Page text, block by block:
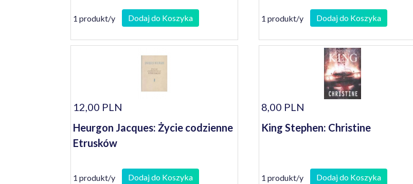
1 produkt/y Dodaj do Koszyka 1 produkt/y Dodaj do Koszyka
12,00 PLN
Heurgon Jacques: Życie codzienne
Etrusków
1 produkt/y Dodaj do Koszyka
8,00 PLN
King Stephen: Christine
1 produkt/y Dodaj do Koszyka